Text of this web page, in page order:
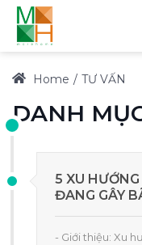
Home TƯ VẤN
DANH
5 XU
ĐANG GÂY
- Giới thiệu: Xu